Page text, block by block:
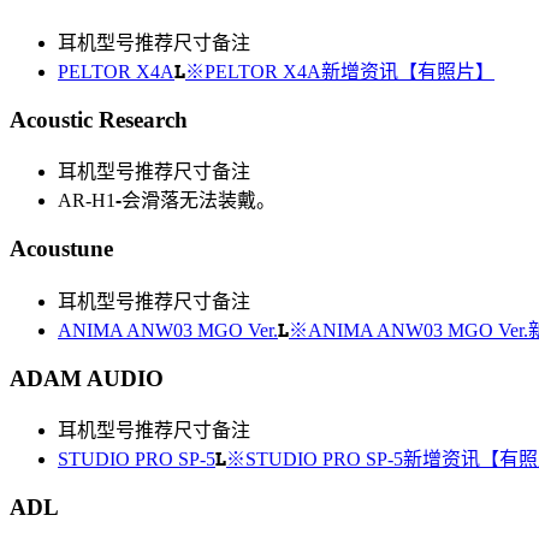
耳机型号推荐尺寸备注
PELTOR X4AL※PELTOR X4A新增资讯【有照片】
Acoustic Research
耳机型号推荐尺寸备注
AR-H1-会滑落无法装戴。
Acoustune
耳机型号推荐尺寸备注
ANIMA ANW03 MGO Ver.L※ANIMA ANW03 MGO Ver.
ADAM AUDIO
耳机型号推荐尺寸备注
STUDIO PRO SP-5L※STUDIO PRO SP-5新增资讯【有照
ADL